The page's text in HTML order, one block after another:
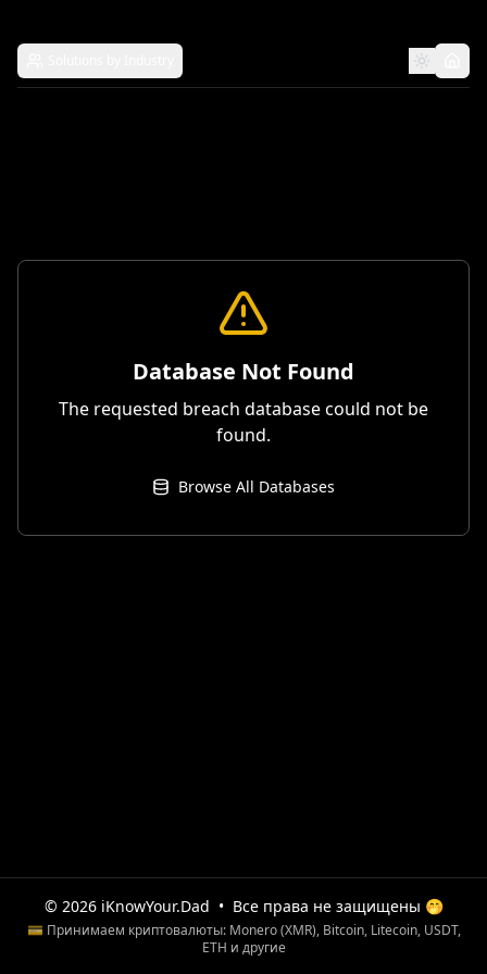
Database Not Found
The requested breach database could not be
found.
Browse All Databases
© 2026 iKnowYour.Dad • Все права не защищены 🤭
💳 Принимаем криптовалюты: Monero (XMR), Bitcoin, Litecoin, USDT,
ETH и другие